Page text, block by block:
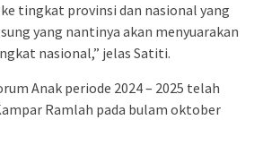
tingkat provinsi dan nasional yang
yang nantinya akan menyuarakan
nasional,” jelas Satiti.
Anak periode 2024 – 2025 telah
Ramlah pada bulam oktober